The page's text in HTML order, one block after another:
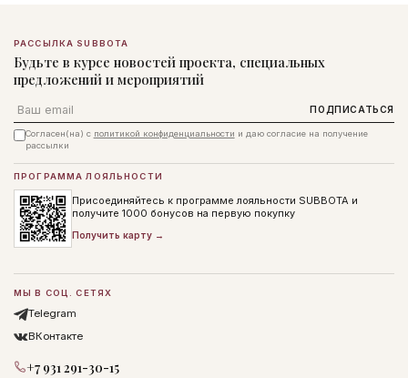
РАССЫЛКА SUBBOTA
Будьте в курсе новостей проекта, специальных
предложений и мероприятий
Email ПОДПИСАТЬСЯ
Согласен(на) с политикой конфиденциальности и даю согласие на получение
рассылки
ПРОГРАММА ЛОЯЛЬНОСТИ
Присоединяйтесь к программе лояльности SUBBOTA и
получите 1000 бонусов на первую покупку
Получить карту →
МЫ В СОЦ. СЕТЯХ
Telegram
ВКонтакте
+7 931 291-30-15